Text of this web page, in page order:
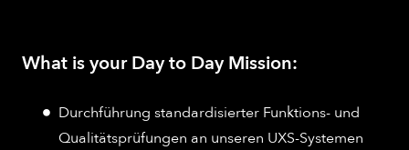
What is your Day to Day Mission:
Durchführung standardisierter Funktions- und
Qualitätsprüfungen an unseren UXS-Systemen